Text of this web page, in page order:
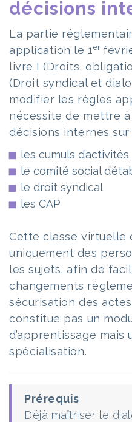
décisions
La partie
application le 1er
livre I (Droits,
(Droit syndical et
modifier les règles
nécessite de mettre
décisions internes sur
les cumuls d’activités
le comité social
le droit syndical
les CAP
Cette classe virtuelle
uniquement des
les sujets, afin de
changements
sécurisation des
constitue pas un
d’apprentissage mais
spécialisation.
Prérequis
Déjà maîtriser le